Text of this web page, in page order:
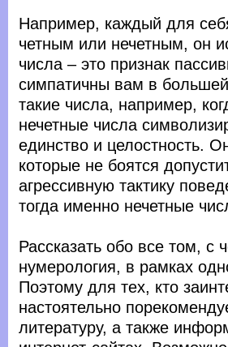
Например, каждый для
четным или нечетным, он
числа – это признак
симпатичны вам в
такие числа, например,
нечетные числа
единство и целостность.
которые не боятся
агрессивную тактику
тогда именно нечетные
Рассказать обо все том, с
нумерология, в рамках
Поэтому для тех, кто
настоятельно
литературу, а также